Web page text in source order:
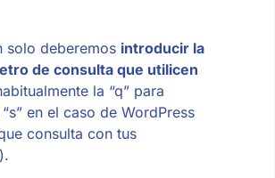
solo deberemos introducir la
de consulta que utilicen
la “q” para
en el caso de WordPress
consulta con tus